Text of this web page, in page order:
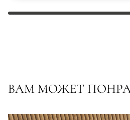
ВАМ МОЖЕТ